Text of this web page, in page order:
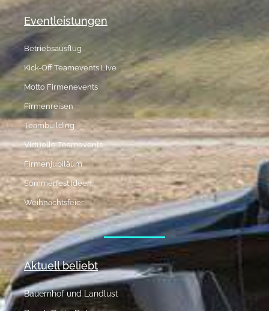
Eventleistungen
Betriebsausflug
Kick-Off Teamevents Live
Motto Firmenevents
Firmenreisen
Teambuilding
Virtuelle Teamevents
Firmenjubiläum
Sommerfest Ideen
Weihnachtsfeier
Aktuell beliebt
Bauernhof und Landlust